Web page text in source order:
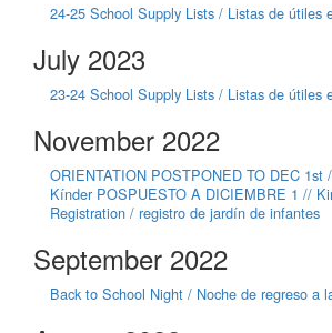
24-25 School Supply Lists / Listas de útiles
July 2023
23-24 School Supply Lists / Listas de útiles
November 2022
ORIENTATION POSTPONED TO DEC 1st
Kínder POSPUESTO A DICIEMBRE 1 //
Registration / registro de jardín de infantes
September 2022
Back to School Night / Noche de regreso a